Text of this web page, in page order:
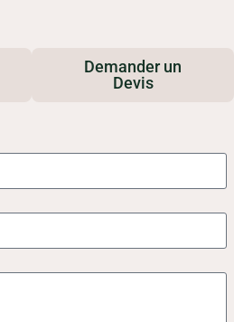
Demander un
Devis